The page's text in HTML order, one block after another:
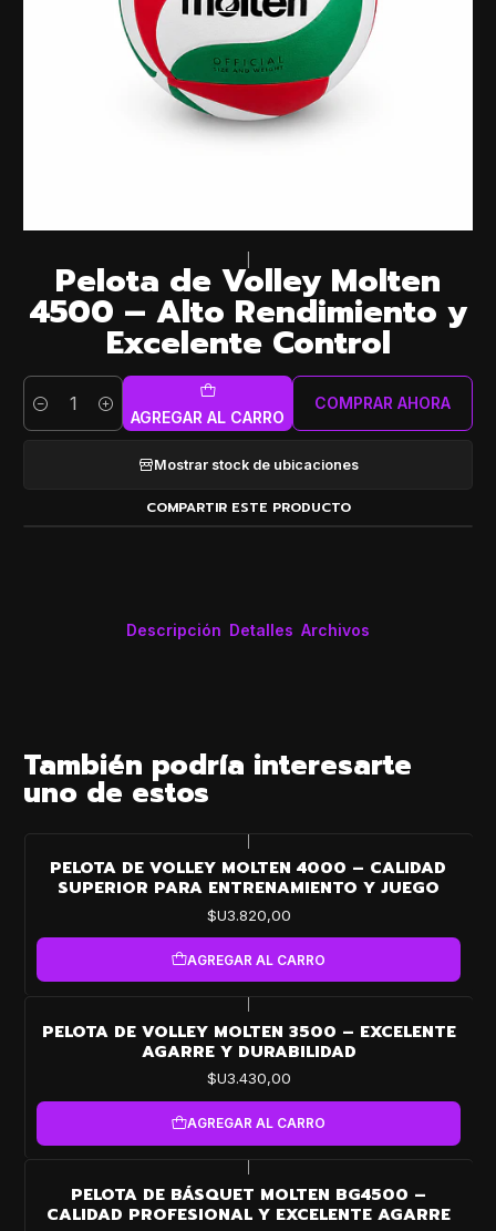
Pelota de Volley Molten
4500 – Alto Rendimiento y
Excelente Control
Cantidad AGREGAR AL CARRO
COMPRAR AHORA
Mostrar stock de ubicaciones
COMPARTIR ESTE PRODUCTO
Descripción Detalles Archivos
También podría interesarte
uno de estos
PELOTA DE VOLLEY MOLTEN 4000 – CALIDAD
SUPERIOR PARA ENTRENAMIENTO Y JUEGO
$U3.820,00
AGREGAR AL CARRO
PELOTA DE VOLLEY MOLTEN 3500 – EXCELENTE
AGARRE Y DURABILIDAD
$U3.430,00
AGREGAR AL CARRO
PELOTA DE BÁSQUET MOLTEN BG4500 –
CALIDAD PROFESIONAL Y EXCELENTE AGARRE